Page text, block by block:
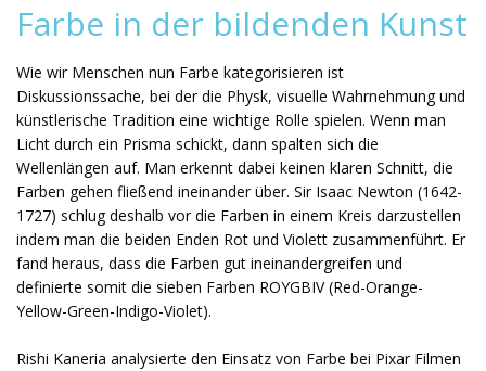
Farbe in der bildenden Kunst
Wie wir Menschen nun Farbe kategorisieren ist
Diskussionssache, bei der die Physk, visuelle Wahrnehmung und
künstlerische Tradition eine wichtige Rolle spielen. Wenn man
Licht durch ein Prisma schickt, dann spalten sich die
Wellenlängen auf. Man erkennt dabei keinen klaren Schnitt, die
Farben gehen fließend ineinander über. Sir Isaac Newton (1642-
1727) schlug deshalb vor die Farben in einem Kreis darzustellen
indem man die beiden Enden Rot und Violett zusammenführt. Er
fand heraus, dass die Farben gut ineinandergreifen und
definierte somit die sieben Farben ROYGBIV (Red-Orange-
Yellow-Green-Indigo-Violet).
Rishi Kaneria analysierte den Einsatz von Farbe bei Pixar Filmen